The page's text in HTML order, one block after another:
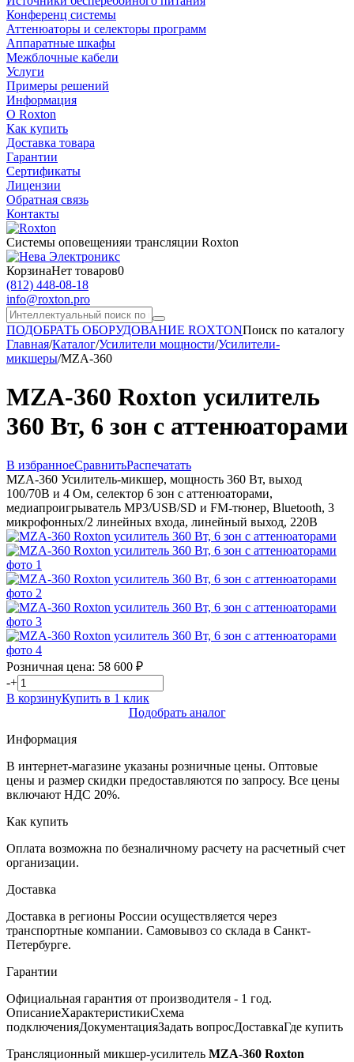
Конференц системы
Аттенюаторы и селекторы программ
Аппаратные шкафы
Межблочные кабели
Услуги
Примеры решений
Информация
О Roxton
Как купить
Доставка товара
Гарантии
Сертификаты
Лицензии
Обратная связь
Контакты
Системы оповещенияи трансляции Roxton
КорзинаНет товаров0
(812) 448-08-18
info@roxton.pro
ПОДОБРАТЬ ОБОРУДОВАНИЕ ROXTONПоиск по каталогу
Главная/Каталог/Усилители мощности/Усилители-
микшеры/MZA-360
MZA-360 Roxton усилитель
360 Вт, 6 зон с аттенюаторами
В избранноеСравнитьРаспечатать
MZA-360 Усилитель-микшер, мощность 360 Вт, выход
100/70В и 4 Ом, селектор 6 зон с аттенюаторами,
медиапроигрыватель MP3/USB/SD и FM-тюнер, Bluetooth, 3
микрофонных/2 линейных входа, линейный выход, 220В
Розничная цена: 58 600 ₽
-+
В корзинуКупить в 1 клик
Подобрать аналог
Информация
В интернет-магазине указаны розничные цены. Оптовые
цены и размер скидки предоставляются по запросу. Все цены
включают НДС 20%.
Как купить
Оплата возможна по безналичному расчету на расчетный счет
организации.
Доставка
Доставка в регионы России осуществляется через
транспортные компании. Самовывоз со склада в Санкт-
Петербурге.
Гарантии
Официальная гарантия от производителя - 1 год.
ОписаниеХарактеристикиСхема
подключенияДокументацияЗадать вопросДоставкаГде купить
Трансляционный микшер-усилитель MZA-360 Roxton